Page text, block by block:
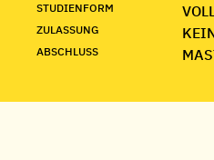
STUDIENFORM
ZULASSUNG
ABSCHLUSS